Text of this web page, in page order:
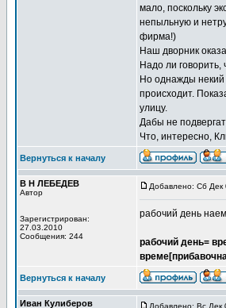
мало, поскольку
непыльную и
фирма!)
Наш дворник
Надо ли говорить,
Но однажды некий
происходит.
улицу.
Дабы не
Что, интересно,
Вернуться к началу
В Н ЛЕБЕДЕВ
Автор
Зарегистрирован:
27.03.2010
Сообщения: 244
Добавлено: Сб Дек
рабочий день
рабочий день=
Вернуться к началу
Иван Кулиберов Добавлено: Вс Дек